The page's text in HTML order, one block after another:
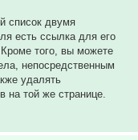
список двумя
есть ссылка для его
того, вы можете
непосредственным
удалять
на той же странице.